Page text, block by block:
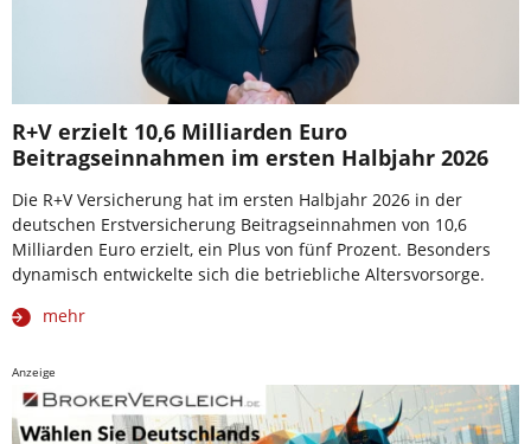
R+V erzielt 10,6 Milliarden Euro
Beitragseinnahmen im ersten Halbjahr 2026
Die R+V Versicherung hat im ersten Halbjahr 2026 in der
deutschen Erstversicherung Beitragseinnahmen von 10,6
Milliarden Euro erzielt, ein Plus von fünf Prozent. Besonders
dynamisch entwickelte sich die betriebliche Altersvorsorge.
mehr
Anzeige